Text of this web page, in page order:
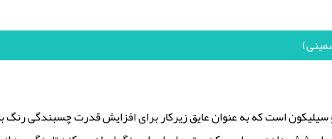
و سیلیکون است که به عنوان عایق زیرکار برای افزایش قدرت چسبندگی